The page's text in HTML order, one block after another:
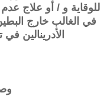
للوقاية و / أو علاج
في الغالب خارج
الأدرينالين